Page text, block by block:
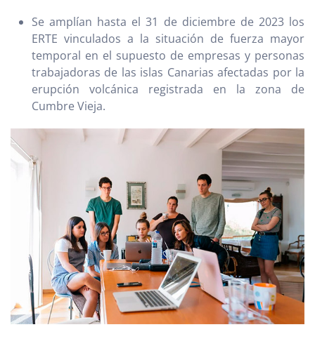
Se amplían hasta el 31 de diciembre de 2023 los
ERTE vinculados a la situación de fuerza mayor
temporal en el supuesto de empresas y personas
trabajadoras de las islas Canarias afectadas por la
erupción volcánica registrada en la zona de
Cumbre Vieja.